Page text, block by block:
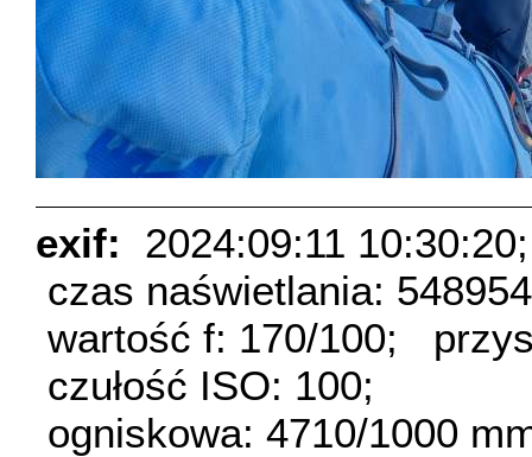
exif:
2024:09:11 10:30:20;
czas naświetlania:
wartość f: 170/100;
czułość ISO: 100;
ogniskowa: 4710/1000